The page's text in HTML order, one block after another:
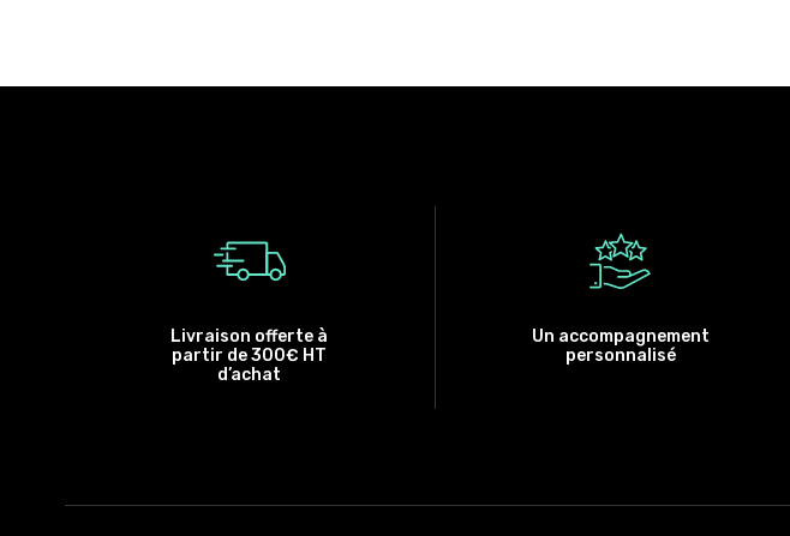
Livraison offerte à
partir de 300€ HT
d’achat
Un accompagnement
personnalisé